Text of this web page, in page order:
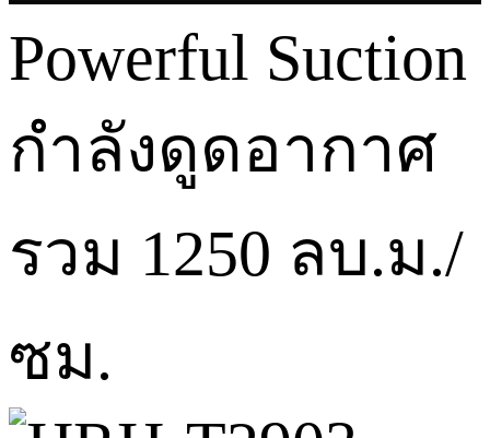
Powerful Suction
กำลังดูดอากาศ
รวม 1250 ลบ.ม./
ซม.